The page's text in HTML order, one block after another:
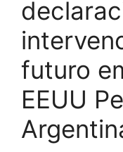
futuro
EEUU